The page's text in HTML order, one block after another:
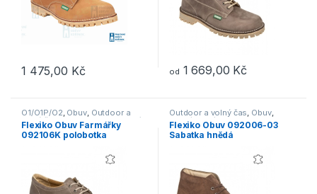
1 475,00 Kč
Tento produkt má více variant. Možnosti lze vybrat na stránce
od 1 669,00 Kč
O1/O1P/O2 Obuv, Outdoor a
volný čas, Polobotky ,Pracovní
obuv,Vycházková
Flexiko Obuv Farmářky
092106K polobotka
Outdoor a volný čas Obuv,
Vycházková
Flexiko Obuv 092006-03
Sabatka hnědá